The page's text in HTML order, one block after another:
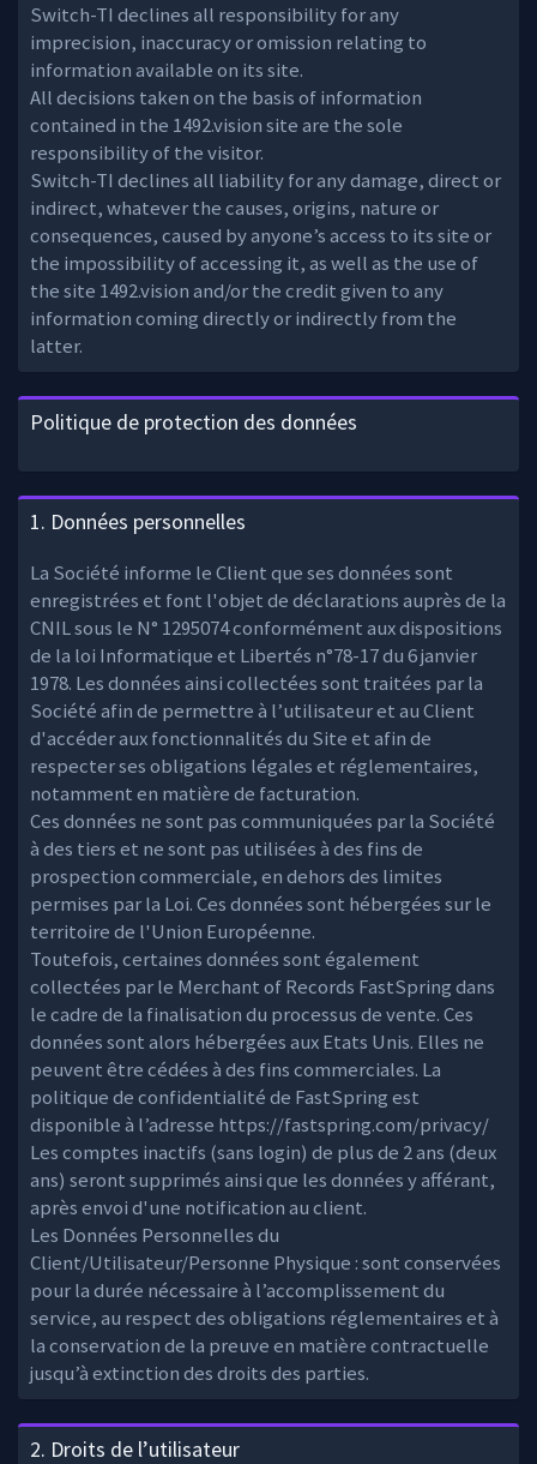
Switch-TI declines all responsibility for any
imprecision, inaccuracy or omission relating to
information available on its site.
All decisions taken on the basis of information
contained in the 1492.vision site are the sole
responsibility of the visitor.
Switch-TI declines all liability for any damage, direct or
indirect, whatever the causes, origins, nature or
consequences, caused by anyone’s access to its site or
the impossibility of accessing it, as well as the use of
the site 1492.vision and/or the credit given to any
information coming directly or indirectly from the
latter.
Politique de protection des données
1. Données personnelles
La Société informe le Client que ses données sont
enregistrées et font l'objet de déclarations auprès de la
CNIL sous le N° 1295074 conformément aux dispositions
de la loi Informatique et Libertés n°78-17 du 6 janvier
1978. Les données ainsi collectées sont traitées par la
Société afin de permettre à l’utilisateur et au Client
d'accéder aux fonctionnalités du Site et afin de
respecter ses obligations légales et réglementaires,
notamment en matière de facturation.
Ces données ne sont pas communiquées par la Société
à des tiers et ne sont pas utilisées à des fins de
prospection commerciale, en dehors des limites
permises par la Loi. Ces données sont hébergées sur le
territoire de l'Union Européenne.
Toutefois, certaines données sont également
collectées par le Merchant of Records FastSpring dans
le cadre de la finalisation du processus de vente. Ces
données sont alors hébergées aux Etats Unis. Elles ne
peuvent être cédées à des fins commerciales. La
politique de confidentialité de FastSpring est
disponible à l’adresse https://fastspring.com/privacy/
Les comptes inactifs (sans login) de plus de 2 ans (deux
ans) seront supprimés ainsi que les données y afférant,
après envoi d'une notification au client.
Les Données Personnelles du
Client/Utilisateur/Personne Physique : sont conservées
pour la durée nécessaire à l’accomplissement du
service, au respect des obligations réglementaires et à
la conservation de la preuve en matière contractuelle
jusqu’à extinction des droits des parties.
2. Droits de l’utilisateur